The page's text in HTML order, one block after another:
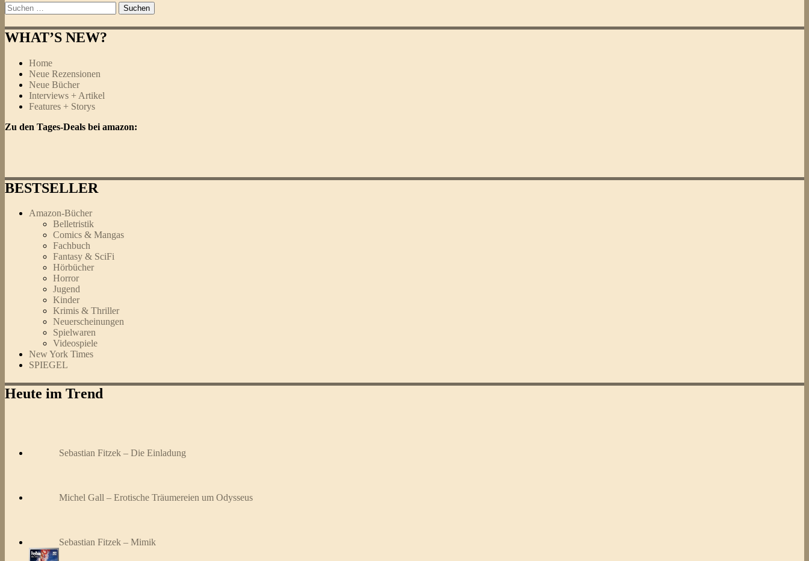
Suchen
nach:
WHAT’S NEW?
Home
Neue Rezensionen
Neue Bücher
Interviews + Artikel
Features + Storys
Zu den Tages-Deals bei amazon:
BESTSELLER
Amazon-Bücher
Belletristik
Comics & Mangas
Fachbuch
Fantasy & SciFi
Hörbücher
Horror
Jugend
Kinder
Krimis & Thriller
Neuerscheinungen
Spielwaren
Videospiele
New York Times
SPIEGEL
Heute im Trend
Sebastian Fitzek – Die Einladung
Michel Gall – Erotische Träumereien um Odysseus
Sebastian Fitzek – Mimik